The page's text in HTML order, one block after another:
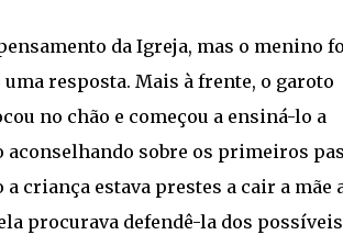
da Igreja, mas o menino
resposta. Mais à frente, o garoto
no chão e começou a ensiná-lo a
sobre os primeiros
criança estava prestes a cair a mãe
procurava defendê-la dos possíveis